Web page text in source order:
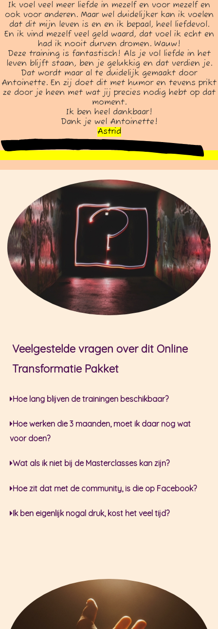
Ik voel veel meer liefde in mezelf en voor mezelf en
ook voor anderen. Maar wel duidelijker kan ik voelen
dat dit mijn leven is en en ik bepaal, heel liefdevol.
En ik vind mezelf veel geld waard, dat voel ik echt en
had ik nooit durven dromen. Wauw!
Deze training is fantastisch! Als je vol liefde in het
leven blijft staan, ben je gelukkig en dat verdien je.
Dat wordt maar al te duidelijk gemaakt door
Antoinette. En zij doet dit met humor en tevens prikt
ze door je heen met wat jij precies nodig hebt op dat
moment.
Ik ben heel dankbaar!
Dank je wel Antoinette!
Astrid
Veelgestelde vragen over dit Online
Transformatie Pakket
Hoe lang blijven de trainingen beschikbaar?
Hoe werken die 3 maanden, moet ik daar nog wat
voor doen?
Wat als ik niet bij de Masterclasses kan zijn?
Hoe zit dat met de community, is die op Facebook?
Ik ben eigenlijk nogal druk, kost het veel tijd?